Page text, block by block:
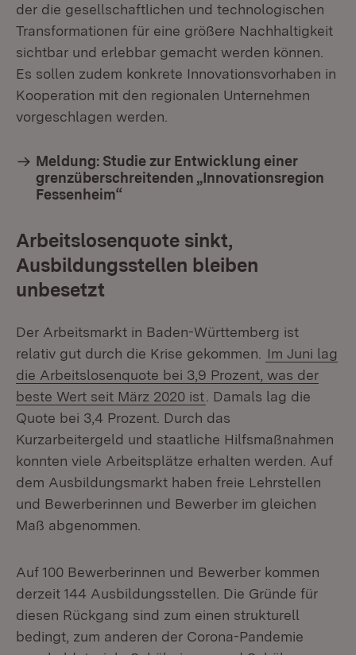
der die gesellschaftlichen und technologischen
Transformationen für eine größere Nachhaltigkeit
sichtbar und erlebbar gemacht werden können.
Es sollen zudem konkrete Innovationsvorhaben in
Kooperation mit den regionalen Unternehmen
vorgeschlagen werden.
Meldung: Studie zur Entwicklung einer
grenzüberschreitenden „Innovationsregion
Fessenheim“
Arbeitslosenquote sinkt,
Ausbildungsstellen bleiben
unbesetzt
Der Arbeitsmarkt in Baden-Württemberg ist
relativ gut durch die Krise gekommen.
Im Juni lag
die Arbeitslosenquote bei 3,9 Prozent, was der
beste Wert seit März 2020 ist . Damals lag die
Quote bei 3,4 Prozent. Durch das
Kurzarbeitergeld und staatliche Hilfsmaßnahmen
konnten viele Arbeitsplätze erhalten werden. Auf
dem Ausbildungsmarkt haben freie Lehrstellen
und Bewerberinnen und Bewerber im gleichen
Maß abgenommen.
Auf 100 Bewerberinnen und Bewerber kommen
derzeit 144 Ausbildungsstellen. Die Gründe für
diesen Rückgang sind zum einen strukturell
bedingt, zum anderen der Corona-Pandemie